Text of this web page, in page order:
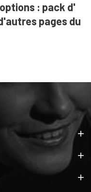
: pack d'
pages du


